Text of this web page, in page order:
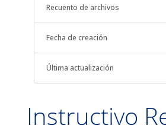
Recuento de archivos
Fecha de creación
Última actualización
Instructivo